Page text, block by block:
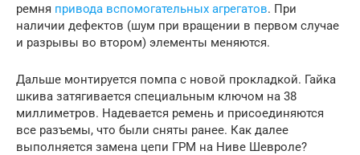
ремня привода вспомогательных агрегатов. При
наличии дефектов (шум при вращении в первом случае
и разрывы во втором) элементы меняются.
Дальше монтируется помпа с новой прокладкой. Гайка
шкива затягивается специальным ключом на 38
миллиметров. Надевается ремень и присоединяются
все разъемы, что были сняты ранее. Как далее
выполняется замена цепи ГРМ на Ниве Шевроле?